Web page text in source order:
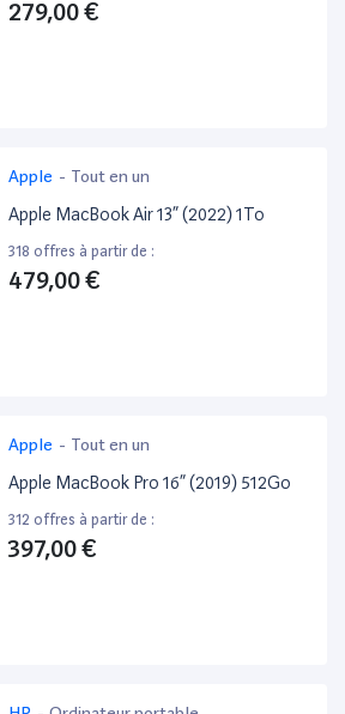
279,00 €
Apple - Tout en un
Apple MacBook Air 13” (2022) 1To
318 offres à partir de :
479,00 €
Apple - Tout en un
Apple MacBook Pro 16” (2019) 512Go
312 offres à partir de :
397,00 €